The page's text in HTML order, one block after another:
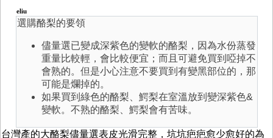
eliu
選購酪梨的要領
儘量選已變成深紫色的變軟的酪梨，因為水份蒸發
重量比較輕，會比較便宜；而且可避免買到啞掉不
會熟的。但是小心注意不要買到有變黑部位的，那
可能是爛掉的。
如果買到綠色的酪梨、 鰐梨在室溫放到變深紫色&
變軟。不熟的酪梨、 鰐梨會有苦味。
台灣產的大酪梨儘量選表皮光滑完整，坑坑疤疤愈少愈好的為